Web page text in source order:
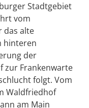
Stadtgebiet
vom
das alte
hinteren
der
zur Frankenwarte
folgt. Vom
Waldfriedhof
am Main